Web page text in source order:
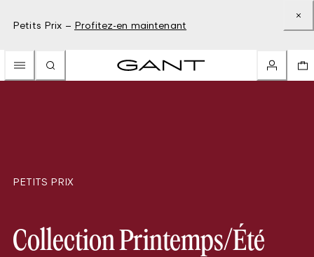
Petits Prix – Profitez-en maintenant
PETITS PRIX
Collection Printemps/Été